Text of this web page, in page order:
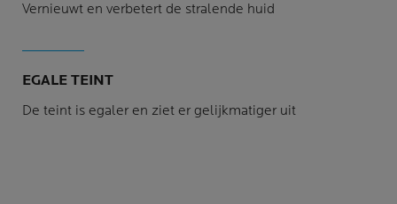
Vernieuwt en verbetert de stralende huid
EGALE TEINT
De teint is egaler en ziet er gelijkmatiger uit